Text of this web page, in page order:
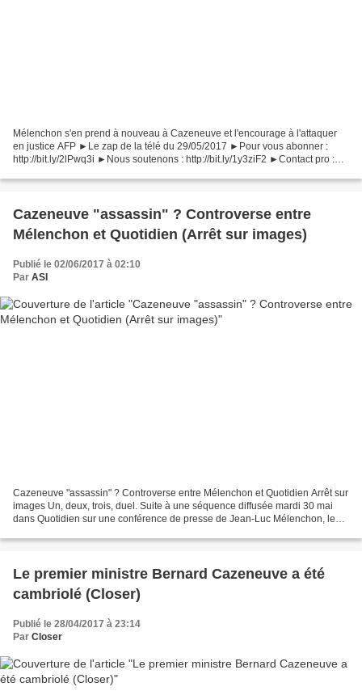
Mélenchon s'en prend à nouveau à Cazeneuve et l'encourage à l'attaquer
en justice AFP ►Le zap de la télé du 29/05/2017 ►Pour vous abonner :
http://bit.ly/2lPwq3i ►Nous soutenons : http://bit.ly/1y3ziF2 ►Contact pro :
Cazeneuve "assassin" ? Controverse entre
Mélenchon et Quotidien (Arrêt sur images)
Publié le 02/06/2017 à 02:10
Par ASI
Cazeneuve "assassin" ? Controverse entre Mélenchon et Quotidien Arrêt sur
images Un, deux, trois, duel. Suite à une séquence diffusée mardi 30 mai
dans Quotidien sur une conférence de presse de Jean-Luc Mélenchon, le
Le premier ministre Bernard Cazeneuve a été
cambriolé (Closer)
Publié le 28/04/2017 à 23:14
Par Closer